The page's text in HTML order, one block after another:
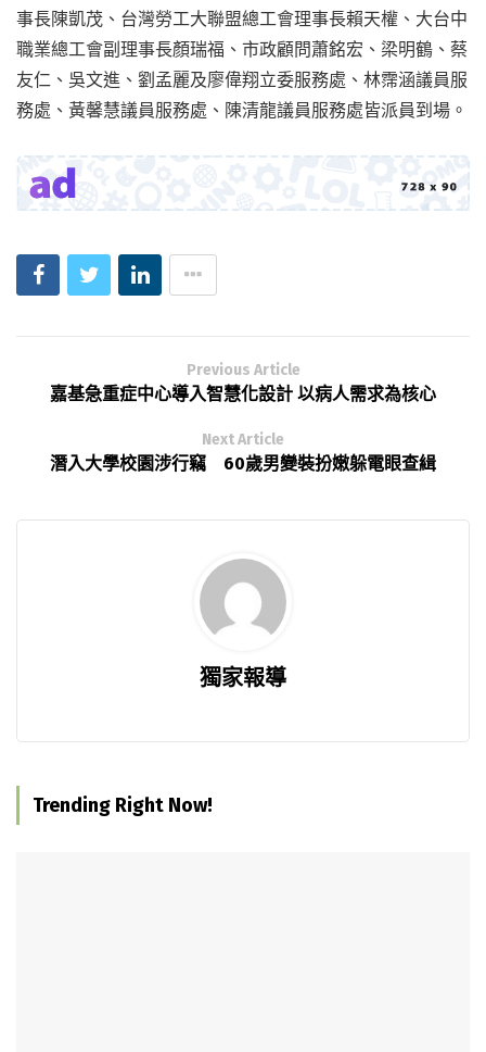
事長陳凱茂、台灣勞工大聯盟總工會理事長賴天權、大台中
職業總工會副理事長顏瑞福、市政顧問蕭銘宏、梁明鶴、蔡
友仁、吳文進、劉孟麗及廖偉翔立委服務處、林霈涵議員服
務處、黃馨慧議員服務處、陳清龍議員服務處皆派員到場。
Previous Article
嘉基急重症中心導入智慧化設計 以病人需求為核心
Next Article
潛入大學校園涉行竊 60歲男變裝扮嫩躲電眼查緝
獨家報導
Trending Right Now!